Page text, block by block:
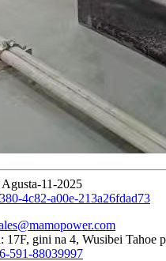
11-2025
17F, gini na 4, Wusibei Tahoe
591-88039997